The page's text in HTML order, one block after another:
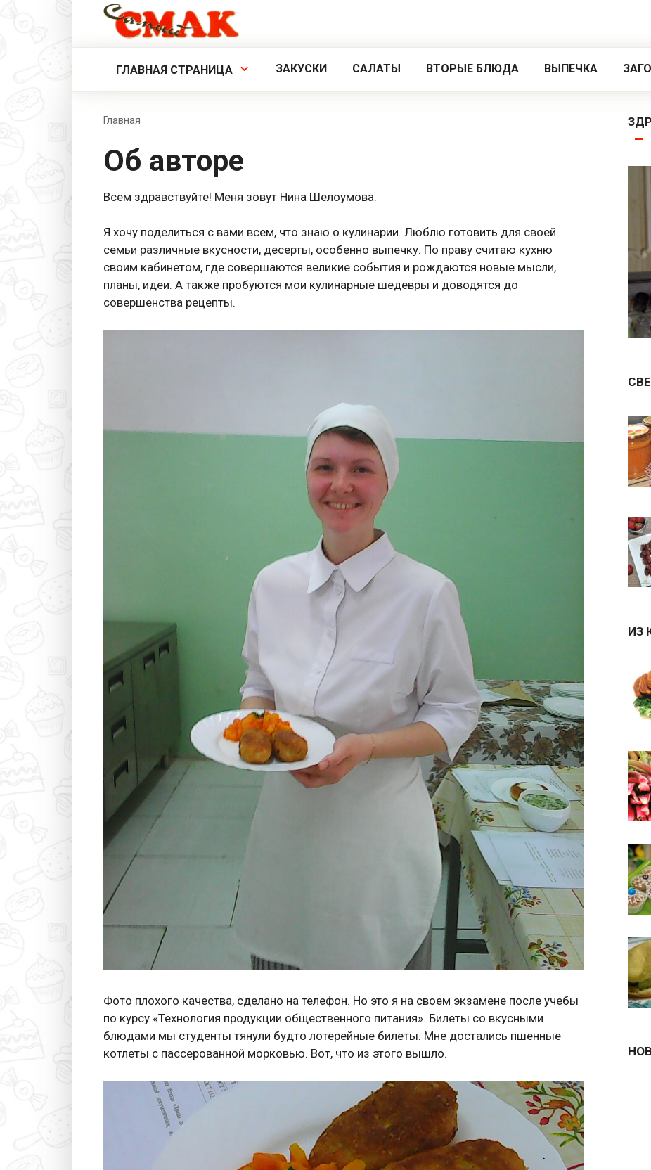
ГЛАВНАЯ СТРАНИЦА ЗАКУСКИ САЛАТЫ ВТОРЫЕ БЛЮДА ВЫПЕЧКА
Главная
Об авторе
Всем здравствуйте! Меня зовут Нина Шелоумова.
Я хочу поделиться с вами всем, что знаю о кулинарии. Люблю готовить для своей
семьи различные вкусности, десерты, особенно выпечку. По праву считаю кухню
своим кабинетом, где совершаются великие события и рождаются новые мысли,
планы, идеи. А также пробуются мои кулинарные шедевры и доводятся до
совершенства рецепты.
Фото плохого качества, сделано на телефон. Но это я на своем экзамене после учебы
по курсу «Технология продукции общественного питания». Билеты со вкусными
блюдами мы студенты тянули будто лотерейные билеты. Мне достались пшенные
котлеты с пассерованной морковью. Вот, что из этого вышло.
ИЗ